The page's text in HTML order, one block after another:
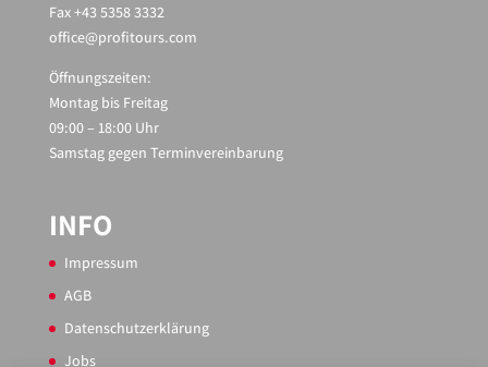
Fax +43 5358 3332
office@profitours.com
Öffnungszeiten:
Montag bis Freitag
09:00 – 18:00 Uhr
Samstag gegen Terminvereinbarung
INFO
Impressum
AGB
Datenschutzerklärung
Jobs